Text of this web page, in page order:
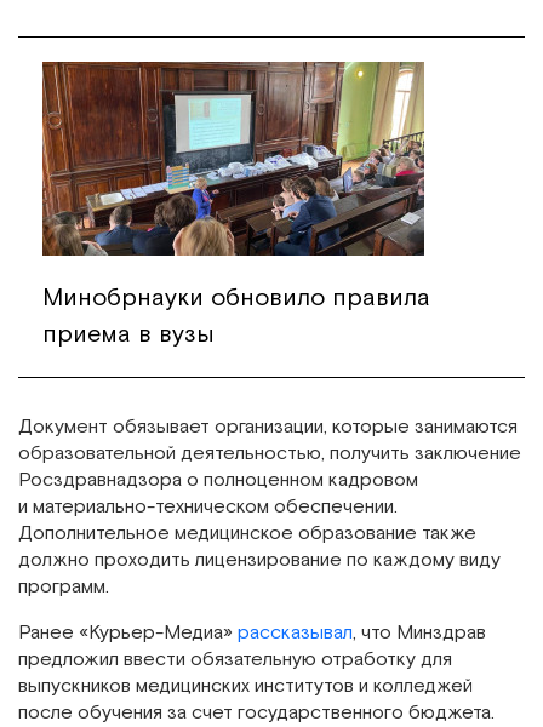
Минобрнауки обновило правила
приема в вузы
Документ обязывает организации, которые занимаются
образовательной деятельностью, получить заключение
Росздравнадзора о полноценном кадровом
и материально-техническом обеспечении.
Дополнительное медицинское образование также
должно проходить лицензирование по каждому виду
программ.
Ранее «Курьер-Медиа» рассказывал, что Минздрав
предложил ввести обязательную отработку для
выпускников медицинских институтов и колледжей
после обучения за счет государственного бюджета.